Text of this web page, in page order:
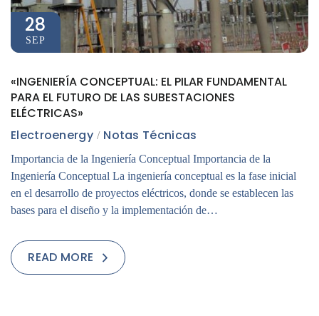
28
SEP
«INGENIERÍA CONCEPTUAL: EL PILAR FUNDAMENTAL
PARA EL FUTURO DE LAS SUBESTACIONES
ELÉCTRICAS»
Electroenergy
Notas Técnicas
Importancia de la Ingeniería Conceptual Importancia de la
Ingeniería Conceptual La ingeniería conceptual es la fase inicial
en el desarrollo de proyectos eléctricos, donde se establecen las
bases para el diseño y la implementación de…
READ MORE